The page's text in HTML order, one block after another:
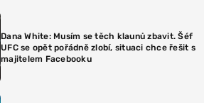
Dana White: Musím se těch klaunů zbavit. Šéf
UFC se opět pořádně zlobí, situaci chce řešit s
majitelem Facebooku